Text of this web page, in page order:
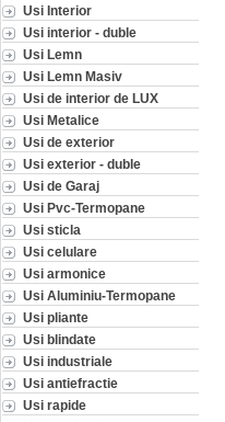
Usi Interior
Usi interior - duble
Usi Lemn
Usi Lemn Masiv
Usi de interior de LUX
Usi Metalice
Usi de exterior
Usi exterior - duble
Usi de Garaj
Usi Pvc-Termopane
Usi sticla
Usi celulare
Usi armonice
Usi Aluminiu-Termopane
Usi pliante
Usi blindate
Usi industriale
Usi antiefractie
Usi rapide